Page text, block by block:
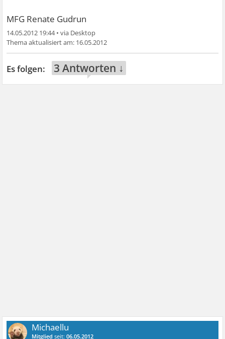
MFG Renate Gudrun
14.05.2012 19:44•
16.05.2012
3 Antworten ↓
Michaellu
Mitglied seit:06.05.2012